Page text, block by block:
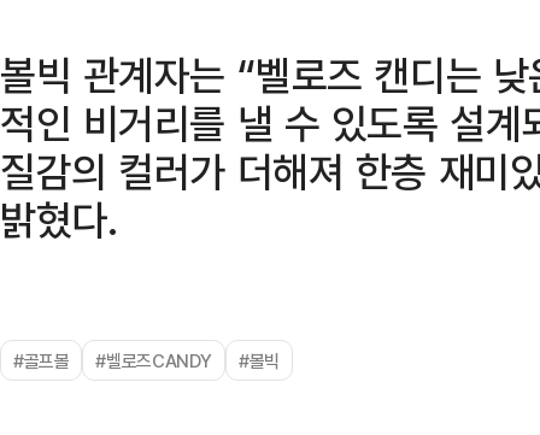
볼빅 관계자는 “벨로즈 캔디는
적인 비거리를 낼 수 있도록 설
질감의 컬러가 더해져 한층 재미
밝혔다.
#골프볼 #벨로즈CANDY #볼빅